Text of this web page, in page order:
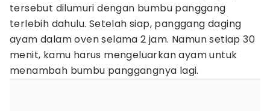
tersebut dilumuri dengan bumbu panggang
terlebih dahulu. Setelah siap, panggang daging
ayam dalam oven selama 2 jam. Namun setiap 30
menit, kamu harus mengeluarkan ayam untuk
menambah bumbu panggangnya lagi.